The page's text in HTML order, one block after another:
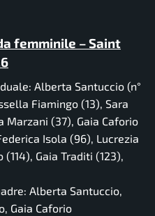
femminile – Saint
Alberta Santuccio (n°
Fiamingo (13), Sara
Marzani (37), Gaia Caforio
Isola (96), Lucrezia
Gaia Traditi (123),
Alberta Santuccio,
Gaia Caforio